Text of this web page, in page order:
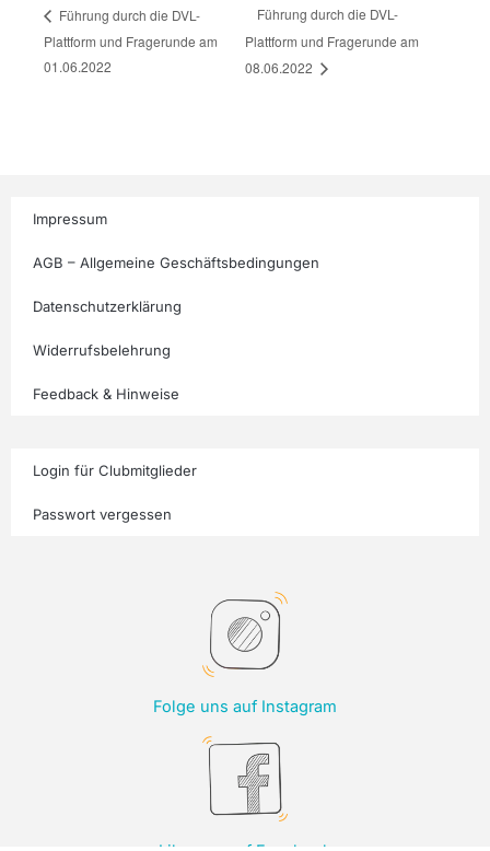
Führung durch die DVL-
Plattform und Fragerunde am
01.06.2022
Führung durch die DVL-
Plattform und Fragerunde am
08.06.2022
Impressum
AGB – Allgemeine Geschäftsbedingungen
Datenschutzerklärung
Widerrufsbelehrung
Feedback & Hinweise
Login für Clubmitglieder
Passwort vergessen
Folge uns auf Instagram